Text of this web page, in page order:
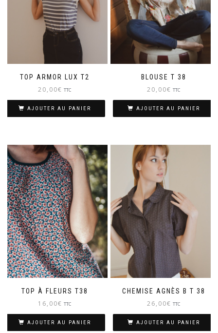
TOP ARMOR LUX T2
20,00€ TTC
AJOUTER AU PANIER
BLOUSE T 38
20,00€ TTC
AJOUTER AU PANIER
TOP À FLEURS T38
16,00€ TTC
AJOUTER AU PANIER
CHEMISE AGNÈS B T 38
26,00€ TTC
AJOUTER AU PANIER